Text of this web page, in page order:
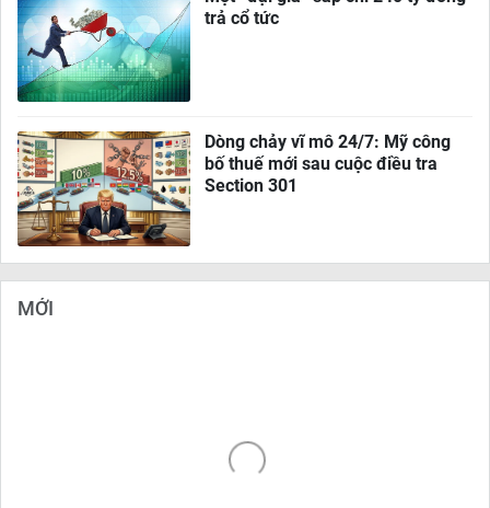
trả cổ tức
Dòng chảy vĩ mô 24/7: Mỹ công
bố thuế mới sau cuộc điều tra
Section 301
MỚI